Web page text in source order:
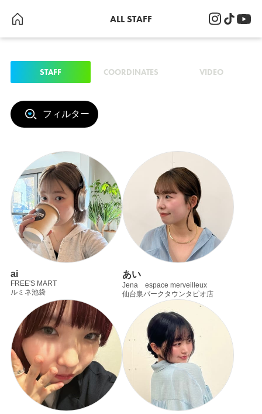
ALL STAFF
STAFF COORDINATES VIDEO
フィルター
ai
FREE'S MART
ルミネ池袋
あい
Jena espace merveilleux
仙台泉パークタウンタピオ店